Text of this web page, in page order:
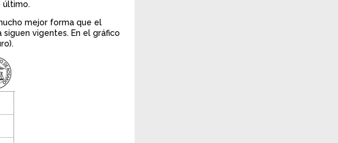
último.
mejor forma que el
vigentes. En el gráfico